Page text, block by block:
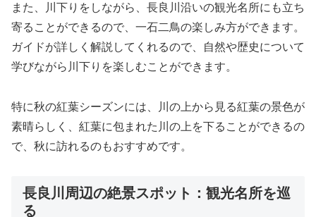
また、川下りをしながら、長良川沿いの観光名所にも立ち
寄ることができるので、一石二鳥の楽しみ方ができます。
ガイドが詳しく解説してくれるので、自然や歴史について
学びながら川下りを楽しむことができます。
特に秋の紅葉シーズンには、川の上から見る紅葉の景色が
素晴らしく、紅葉に包まれた川の上を下ることができるの
で、秋に訪れるのもおすすめです。
長良川周辺の絶景スポット：観光名所を巡
る